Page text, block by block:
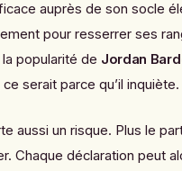
auprès de son socle
pour resserrer ses
la popularité de Jordan
serait parce qu’il inquiète.
aussi un risque. Plus le
Chaque déclaration peut